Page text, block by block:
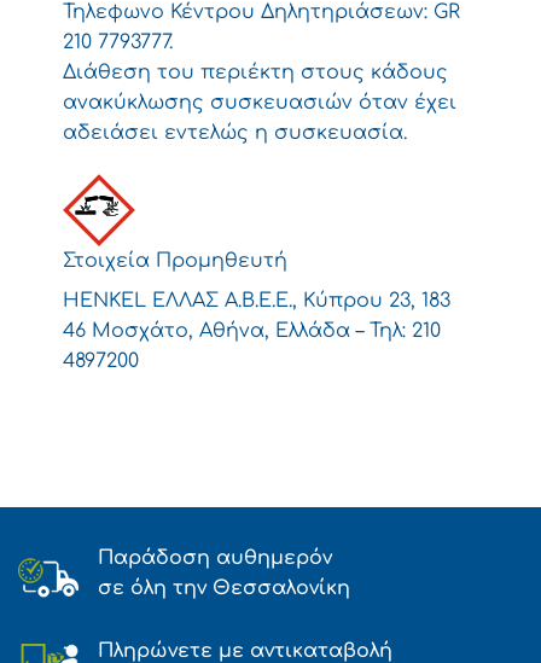
Τηλεφωνο Κέντρου Δηλητηριάσεων: GR
210 7793777.
Διάθεση του περιέκτη στους κάδους
ανακύκλωσης συσκευασιών όταν έχει
αδειάσει εντελώς η συσκευασία.
Στοιχεία Προμηθευτή
HENKEL ΕΛΛΑΣ Α.Β.Ε.Ε., Κύπρου 23, 183
46 Μοσχάτο, Αθήνα, Ελλάδα – Τηλ: 210
4897200
Παράδοση αυθημερόν
σε όλη την Θεσσαλονίκη
Πληρώνετε με αντικαταβολή